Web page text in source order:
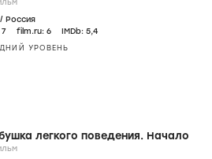
/ Россия
7 film.ru: 6 IMDb: 5,4
УРОВЕНЬ
легкого поведения. Начало